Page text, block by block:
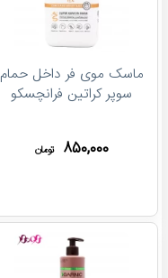
ماسک موی فر داخل حمام
سوپر کراتین فرانچسکو
۸۵۰,۰۰۰ تومان